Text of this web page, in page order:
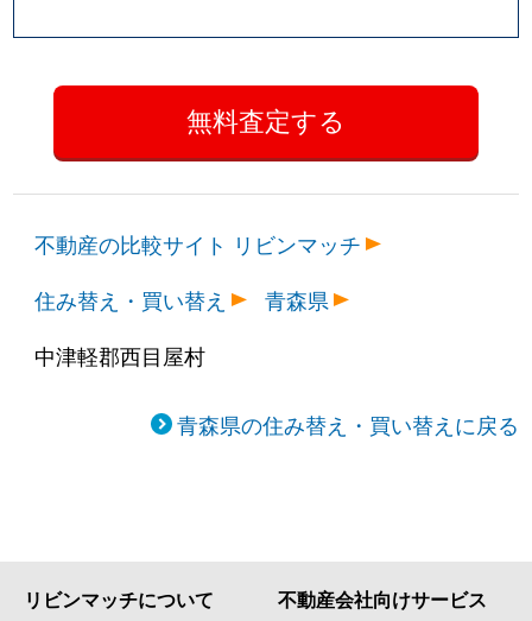
不動産の比較サイト リビンマッチ
住み替え・買い替え
青森県
中津軽郡西目屋村
青森県の住み替え・買い替えに戻る
リビンマッチについて 不動産会社向けサービス